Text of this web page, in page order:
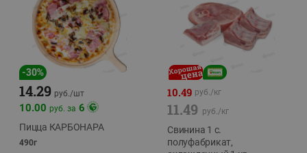
-30%
14.29 руб./шт
10.00 руб. за 6
Пицца КАРБОНАРА
490г
10.49 руб./кг
11.49 руб./кг
Свинина 1 с.
полуфабрикат,